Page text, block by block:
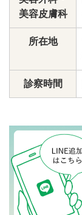
美容皮膚科
所在地
診察時間